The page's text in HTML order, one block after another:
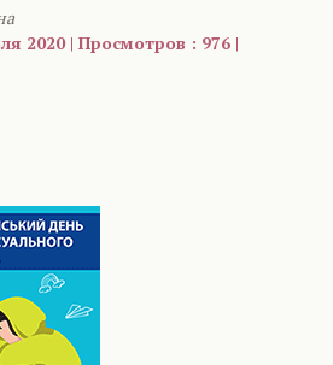
2020 | Просмотров : 976 |